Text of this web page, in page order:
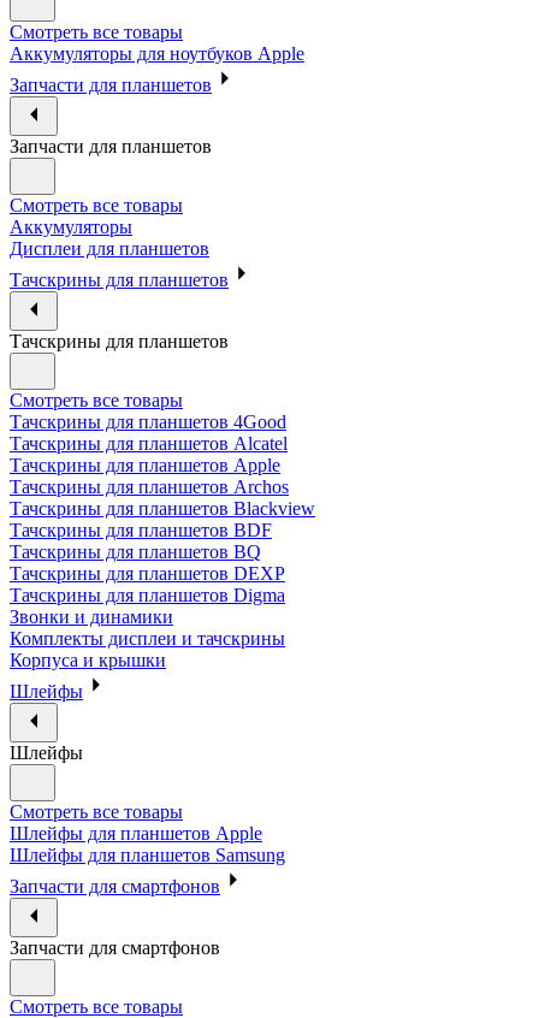
Смотреть все товары
Аккумуляторы для ноутбуков Apple
Запчасти для планшетов
Запчасти для планшетов
Смотреть все товары
Аккумуляторы
Дисплеи для планшетов
Тачскрины для планшетов
Тачскрины для планшетов
Смотреть все товары
Тачскрины для планшетов 4Good
Тачскрины для планшетов Alcatel
Тачскрины для планшетов Apple
Тачскрины для планшетов Archos
Тачскрины для планшетов Blackview
Тачскрины для планшетов BDF
Тачскрины для планшетов BQ
Тачскрины для планшетов DEXP
Тачскрины для планшетов Digma
Звонки и динамики
Комплекты дисплеи и тачскрины
Корпуса и крышки
Шлейфы
Шлейфы
Смотреть все товары
Шлейфы для планшетов Apple
Шлейфы для планшетов Samsung
Запчасти для смартфонов
Запчасти для смартфонов
Смотреть все товары